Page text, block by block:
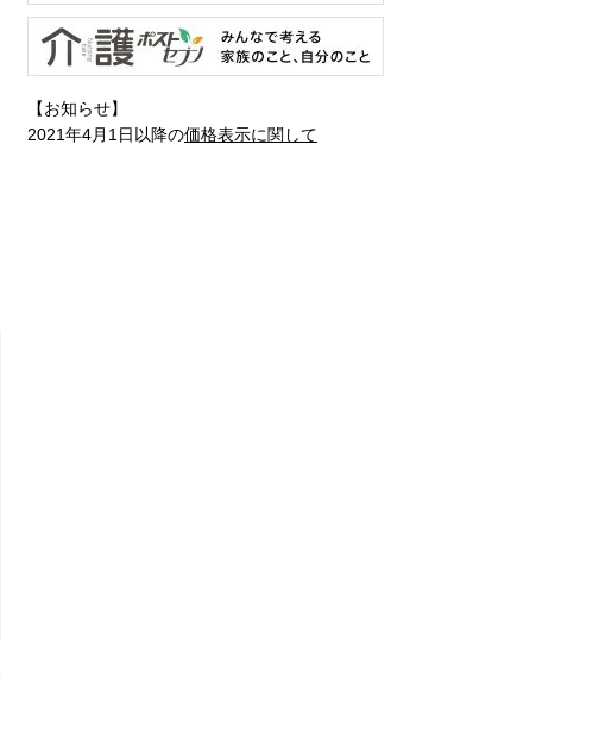
【お知らせ】
2021年4月1日以降の価格表示に関して